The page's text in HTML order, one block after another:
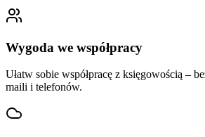
Wygoda we współpracy
Ułatw sobie współpracę z księgowością –
maili i telefonów.